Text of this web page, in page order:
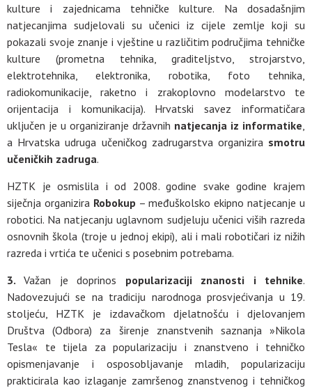
kulture i zajednicama tehničke kulture. Na dosadašnjim
natjecanjima sudjelovali su učenici iz cijele zemlje koji su
pokazali svoje znanje i vještine u različitim područjima tehničke
kulture (prometna tehnika, graditeljstvo, strojarstvo,
elektrotehnika, elektronika, robotika, foto tehnika,
radiokomunikacije, raketno i zrakoplovno modelarstvo te
orijentacija i komunikacija). Hrvatski savez informatičara
uključen je u organiziranje državnih natjecanja iz informatike
a Hrvatska udruga učeničkog zadrugarstva organizira smotru
učeničkih zadruga.
HZTK je osmislila i od 2008. godine svake godine krajem
siječnja organizira Robokup– međuškolsko ekipno natjecanje u
robotici. Na natjecanju uglavnom sudjeluju učenici viših razreda
osnovnih škola (troje u jednoj ekipi), ali i mali robotičari iz nižih
razreda i vrtića te učenici s posebnim potrebama.
3.Važan je doprinos popularizaciji znanosti i tehnike.
Nadovezujući se na tradiciju narodnoga prosvjećivanja u 19.
stoljeću, HZTK je izdavačkom djelatnošću i djelovanjem
Društva (Odbora) za širenje znanstvenih saznanja »Nikola
Tesla« te tijela za popularizaciju i znanstveno i tehničko
opismenjavanje i osposobljavanje mladih, popularizaciju
prakticirala kao izlaganje zamršenog znanstvenog i tehničkog